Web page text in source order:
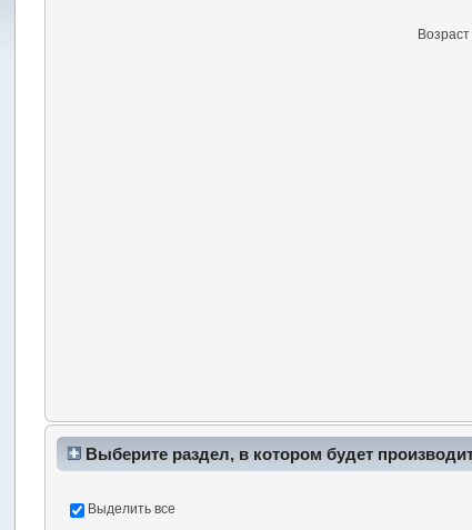
Выберите раздел, в котором будет
Выделить все